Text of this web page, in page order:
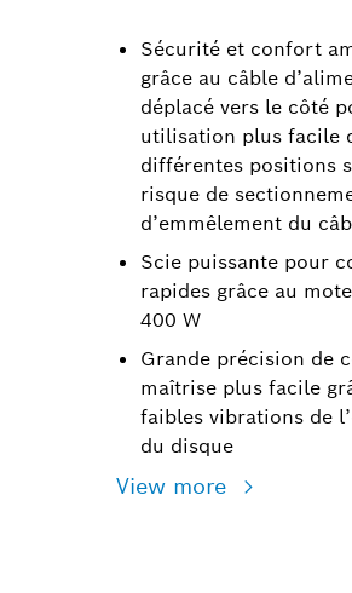
Sécurité et confort
grâce au câble
déplacé vers le côté
utilisation plus facile
différentes positions
risque de
d’emmêlement du
Scie puissante pour
rapides grâce au
400 W
Grande précision de
maîtrise plus facile
faibles vibrations de
du disque
View more